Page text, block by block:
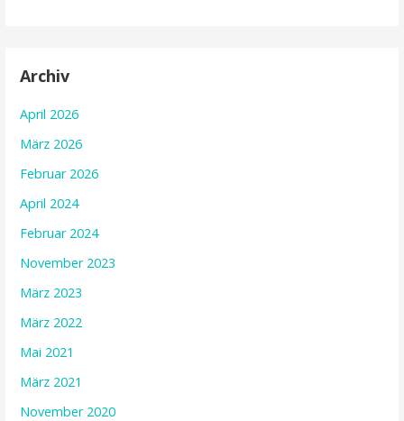
Archiv
April 2026
März 2026
Februar 2026
April 2024
Februar 2024
November 2023
März 2023
März 2022
Mai 2021
März 2021
November 2020